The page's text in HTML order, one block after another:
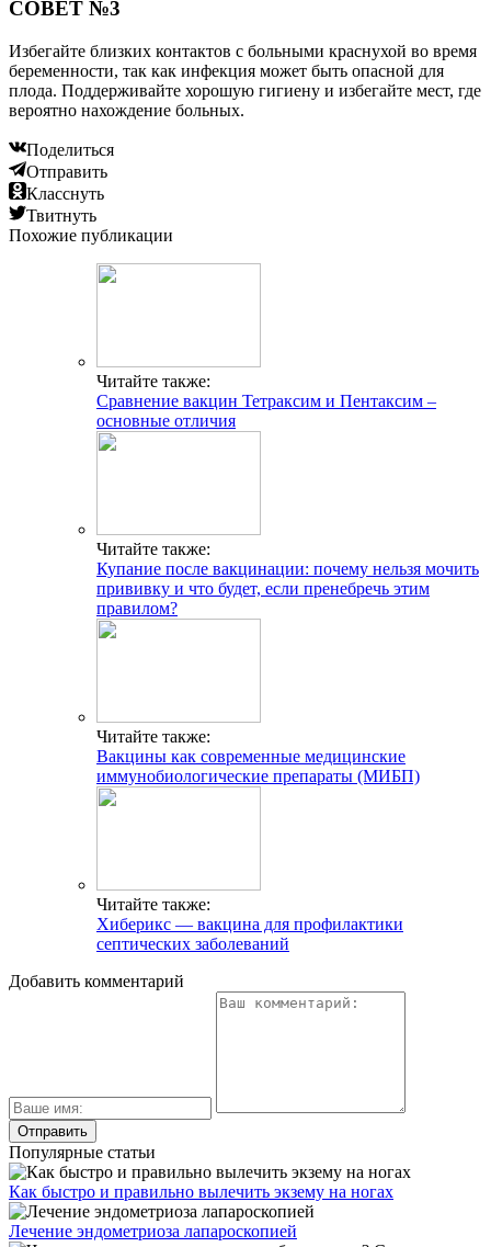
СОВЕТ №3
Избегайте близких контактов с больными краснухой во время
беременности, так как инфекция может быть опасной для
плода. Поддерживайте хорошую гигиену и избегайте мест, где
вероятно нахождение больных.
Поделиться
Отправить
Класснуть
Твитнуть
Похожие публикации
Читайте также:
Сравнение вакцин Тетраксим и Пентаксим –
основные отличия
Читайте также:
Купание после вакцинации: почему нельзя мочить
прививку и что будет, если пренебречь этим
правилом?
Читайте также:
Вакцины как современные медицинские
иммунобиологические препараты (МИБП)
Читайте также:
Хиберикс — вакцина для профилактики
септических заболеваний
Добавить комментарий
Популярные статьи
Как быстро и правильно вылечить экзему на ногах
Лечение эндометриоза лапароскопией